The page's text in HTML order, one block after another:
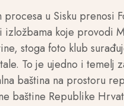
u Sisku prenosi
koje provodi
stoga foto klub
To je ujedno i temelj
baština na prostoru
baštine Republike